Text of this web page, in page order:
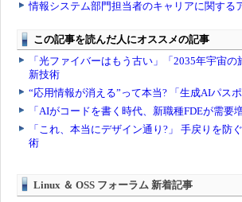
Linux ＆ OSS フォーラム 新着記事